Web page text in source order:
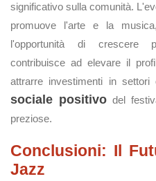
significativo sulla comunità.
promuove l'arte e la
l'opportunità di crescere
contribuisce ad elevare il
attrarre investimenti in
sociale positivo del
preziose.
Conclusioni: Il
Jazz